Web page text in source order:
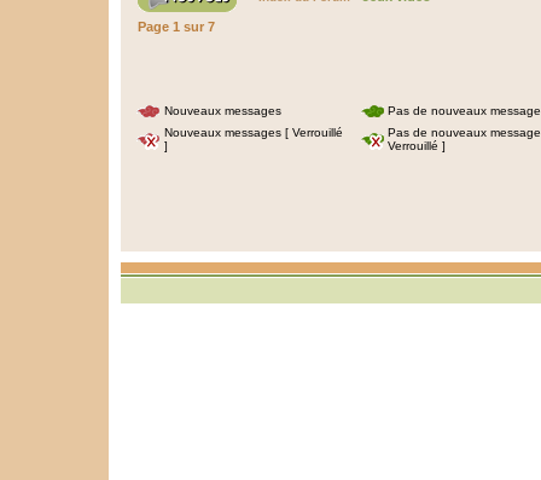
Page 1 sur 7
Nouveaux messages
Pas de nouveaux
Nouveaux messages [ Verrouillé
]
Pas de nouveaux
Verrouillé ]